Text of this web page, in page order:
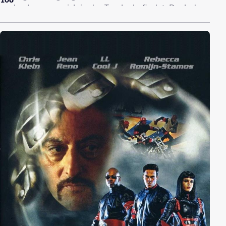
nachsehen, was sich in der Tasche befindet. Doch das
gestaltet sich zunehmend schwierig, denn
offensichtlich haben es noch mehr Leute auf die
lange allein in seinem Motel. Die mysteriöse Rivka
sucht in seinem Apartment Zuflucht und kurz darauf
tauchen ein Zuhälter sowie eine Schar korrupter Cops
auf. Was als leichter Auftrag begann, wird für Jack
immer mehr zu einem Spiel auf Leben und Tod. Und
als Dragna schließlich selbst im Motel auftaucht, gerät
die Sache völlig aus dem Ruder…